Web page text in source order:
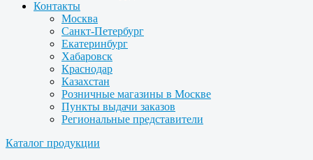
Контакты
Москва
Санкт-Петербург
Екатеринбург
Хабаровск
Краснодар
Казахстан
Розничные магазины в Москве
Пункты выдачи заказов
Региональные представители
Каталог продукции